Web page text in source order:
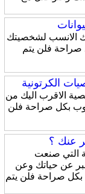
الانسب لشخصيتك
صراحة فلن يتم
الكرتونية
الاقرب اليك من
بكل صراحة فلن
عنك ؟
التي صنعت
عن حياتك وعن
صراحة فلن يتم